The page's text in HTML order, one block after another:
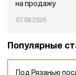
на продажу
07.08.2026
Популярные
Под Рязанью